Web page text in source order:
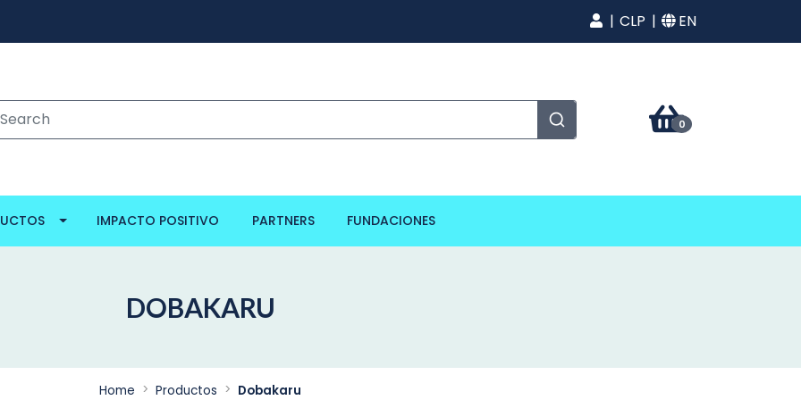
CLP EN
0
IMPACTO POSITIVO PARTNERS FUNDACIONES
DOBAKARU
Home Productos Dobakaru